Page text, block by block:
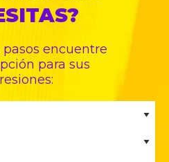
encuentre
para sus